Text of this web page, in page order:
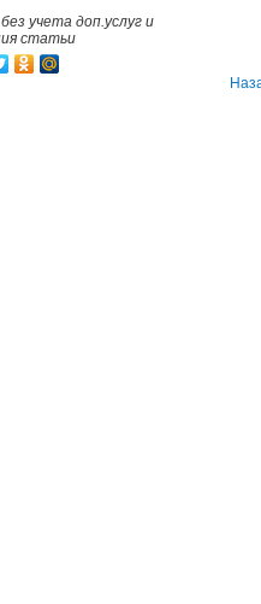
учета доп.услуг и
статьи